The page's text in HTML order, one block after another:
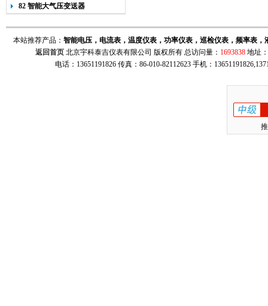
82 智能大气压变送器
本站推荐产品： 智能电压，电流表，温度仪表，功率仪表，巡检仪表，频率表
返回首页 北京宇科泰吉仪表有限公司 版权所有 总访问量： 1693838 地址
电话：13651191826 传真：86-010-82112623 手机：